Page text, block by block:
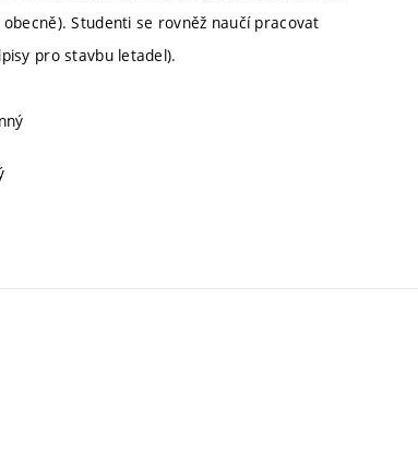
Studenti se rovněž naučí pracovat
pro stavbu letadel).